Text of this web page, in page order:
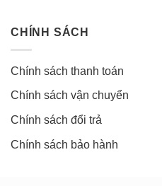
CHÍNH SÁCH
Chính sách thanh toán
Chính sách vận chuyển
Chính sách đổi trả
Chính sách bảo hành